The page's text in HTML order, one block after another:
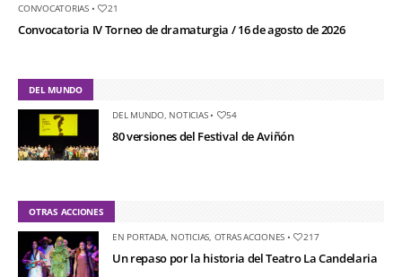
CONVOCATORIAS• 21
Convocatoria IV Torneo de dramaturgia / 16 de agosto de 2026
DEL MUNDO
DEL MUNDO, NOTICIAS• 54
80 versiones del Festival de Aviñón
OTRAS ACCIONES
EN PORTADA, NOTICIAS OTRAS ACCIONES • 217
Un repaso por la historia del Teatro La Candelaria